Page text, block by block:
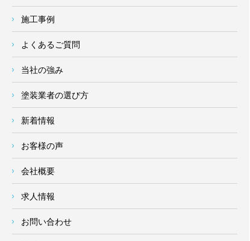
施工事例
よくあるご質問
当社の強み
塗装業者の選び方
新着情報
お客様の声
会社概要
求人情報
お問い合わせ